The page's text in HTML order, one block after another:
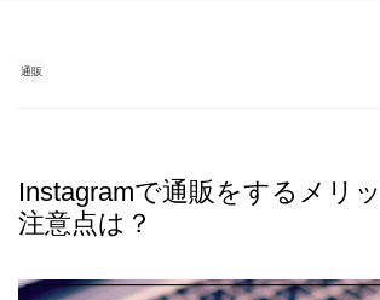
通販
Instagramで通販をするメリ
注意点は？